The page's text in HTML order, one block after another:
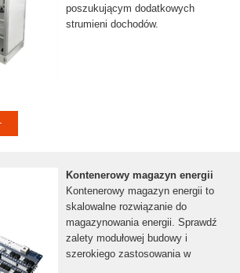
poszukującym dodatkowych
strumieni dochodów.
Kontenerowy magazyn energii
Kontenerowy magazyn energii to
skalowalne rozwiązanie do
magazynowania energii. Sprawdź
zalety modułowej budowy i
szerokiego zastosowania w